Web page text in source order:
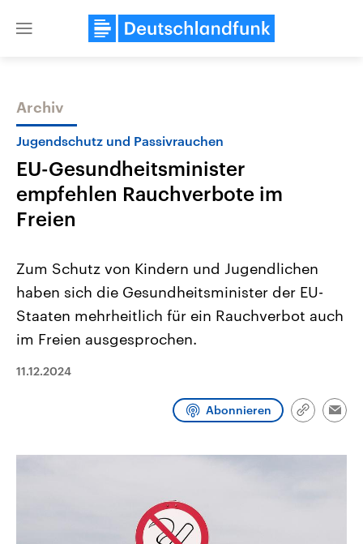
Close
Themen
2026
Alle Informationen
Sachsen-Anhalt wählt am 6.
September 2026 einen neuen
Landtag. Seit 2021 wird das
CDU, SPD und FDP regiert.-
Wahlprogramme, aktuelle Berichte
und Hintergründe zu den Parteien
und Kandidaten der anstehenden
Aktuelle Beiträge,
Hintergründe
Wirtschaftlich und
Programm Podcasts
Archiv
Jugendschutz und Passivrauchen
EU-Gesundheitsminister
empfehlen Rauchverbote im
Freien
Zum Schutz von Kindern und Jugendlichen
haben sich die Gesundheitsminister der EU-
Staaten mehrheitlich für ein Rauchverbot auch
im Freien ausgesprochen.
11.12.2024
Abonnieren
Link